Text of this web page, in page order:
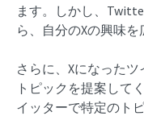
ます。しかし、
ら、自分のXの興味
さらに、Xになった
トピックを提案して
イッターで特定のト